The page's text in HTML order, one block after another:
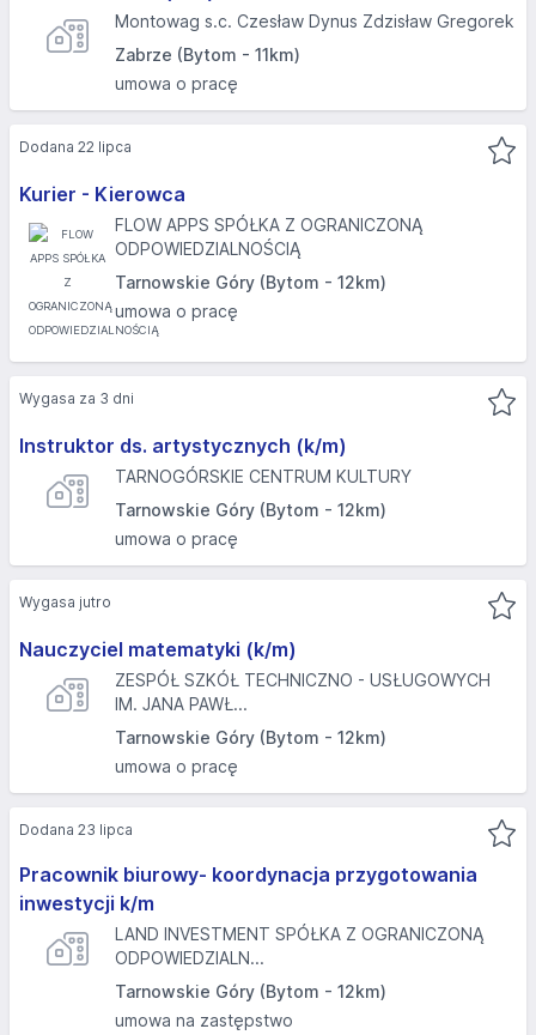
Montowag s.c. Czesław Dynus Zdzisław Gregorek
Zabrze (Bytom - 11km)
umowa o pracę
Kurier - Kierowca
FLOW APPS SPÓŁKA Z OGRANICZONĄ
ODPOWIEDZIALNOŚCIĄ
Tarnowskie Góry (Bytom - 12km)
umowa o pracę
Dodana 22 lipca
Instruktor ds. artystycznych (k/m)
TARNOGÓRSKIE CENTRUM KULTURY
Tarnowskie Góry (Bytom - 12km)
umowa o pracę
Wygasa za 3 dni
Nauczyciel matematyki (k/m)
ZESPÓŁ SZKÓŁ TECHNICZNO - USŁUGOWYCH
IM. JANA PAWŁ...
Tarnowskie Góry (Bytom - 12km)
umowa o pracę
Wygasa jutro
Pracownik biurowy- koordynacja przygotowania
inwestycji k/m
LAND INVESTMENT SPÓŁKA Z OGRANICZONĄ
ODPOWIEDZIALN...
Tarnowskie Góry (Bytom - 12km)
umowa na zastępstwo
Dodana 23 lipca